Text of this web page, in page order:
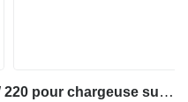
Vérin hydraulique Hitachi ZW 220 pour chargeuse sur pneus Hitachi ZW 220